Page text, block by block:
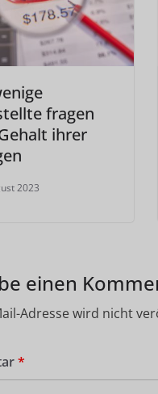
fragen
ihrer
2023
einen
Adresse wird nicht
*